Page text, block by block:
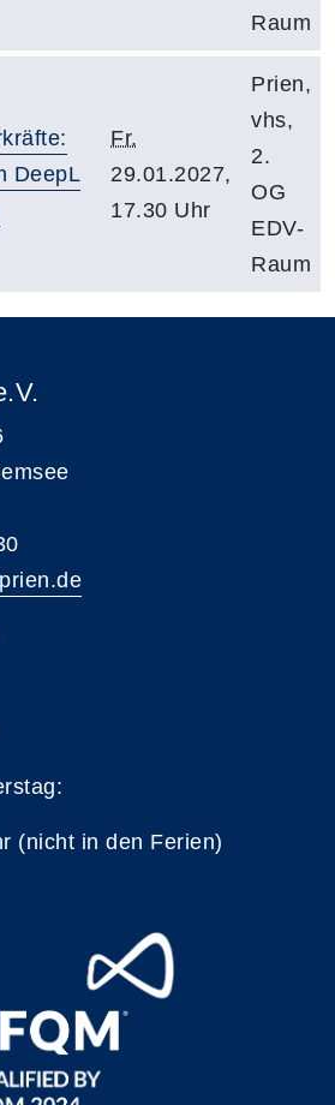
Raum
DeepL
Fr.
29.01.2027,
17.30 Uhr
Prien,
vhs,
2.
OG
EDV-
Raum
(nicht in den Ferien)